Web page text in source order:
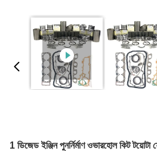
1 ডিজেড ইঞ্জিন পুনর্নির্মাণ ওভারহোল কিট টয়োটা